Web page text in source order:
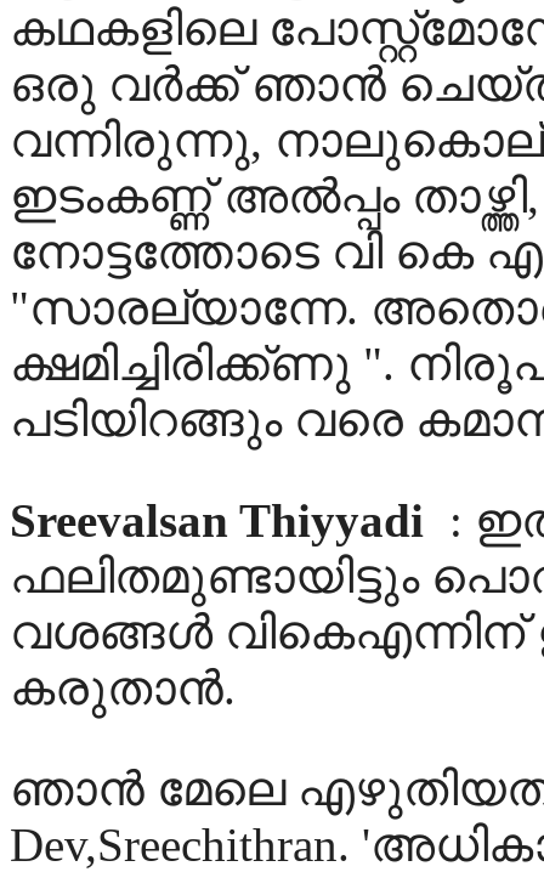
കഥകളിലെ
ഒരു വർക്ക് ഞാൻ
വന്നിരുന്നു,
ഇടംക‌ണ്ണ് അൽപ്പം
നോട്ടത്തോടെ വി കെ
"സാരല്യാന്നേ.
ക്ഷമിച്ചിരിക്ക്‌ണു ".
പടിയിറങ്ങും വരെ കമാന്ന്
Sreevalsan Thiyyadi :
ഫലിതമുണ്ടായിട്ടും
വശങ്ങള്‍
കരുതാന്‍.
ഞാന്‍ മേലെ എഴുതിയത്
Dev,Sreechithran.